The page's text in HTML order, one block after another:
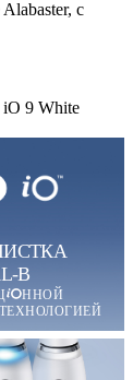
с
iO 9 White
B
ННОЙ
ТЕХНОЛОГИЕЙ